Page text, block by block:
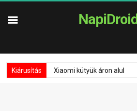
NapiDroid
Kiárusítás Xiaomi kütyük áron alul